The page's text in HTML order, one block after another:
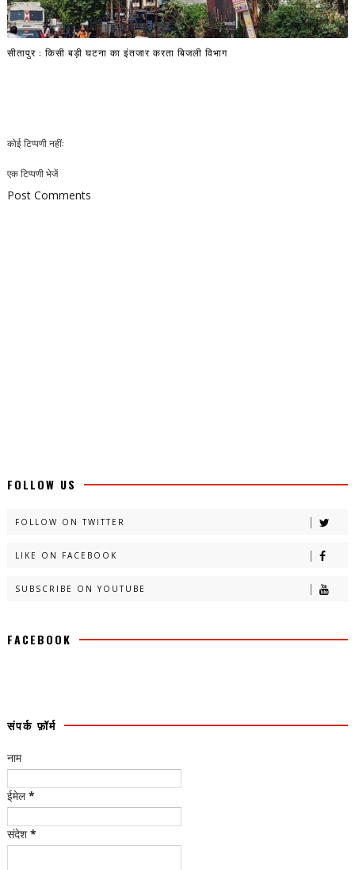
सीतापुर : किसी बड़ी घटना का इंतजार करता बिजली विभाग
कोई टिप्पणी नहीं:
एक टिप्पणी भेजें
Post Comments
FOLLOW US
FOLLOW ON TWITTER
LIKE ON FACEBOOK
SUBSCRIBE ON YOUTUBE
FACEBOOK
संपर्क फ़ॉर्म
नाम
ईमेल*
संदेश *